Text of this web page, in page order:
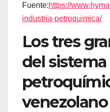
Fuente:https://
industria-petroquimica/
Los tres
del sistema
venezolano